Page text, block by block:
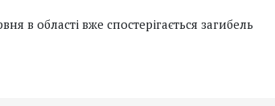
області вже спостерігається загибель